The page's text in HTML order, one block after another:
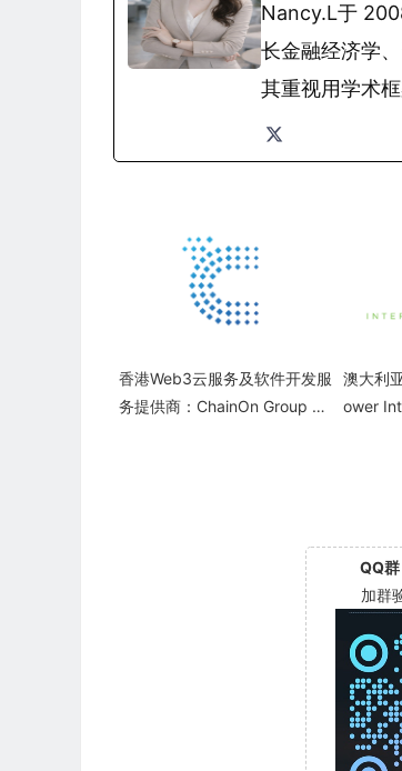
Nancy.L于
长金融经济学
其重视用学术
香港Web3云服务及软件开发服
务提供商：ChainOn Group Li
澳大利
ower
QQ
加群